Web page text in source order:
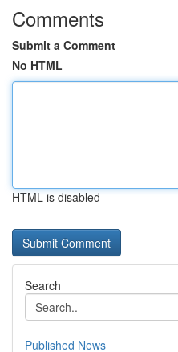
Comments
Submit a Comment
No HTML
HTML is disabled
Search
Published News